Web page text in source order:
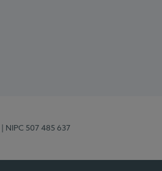
| NIPC 507 485 637